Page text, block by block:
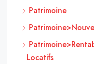
Patrimoine
Locatifs